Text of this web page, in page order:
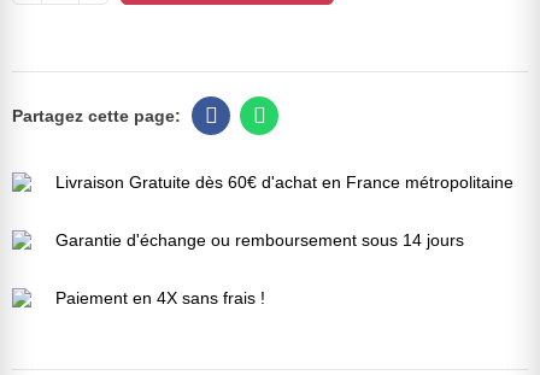
Livraison Gratuite dès 60€ d'achat en France métropolitaine
Garantie d'échange ou remboursement sous 14 jours
Paiement en 4X sans frais !